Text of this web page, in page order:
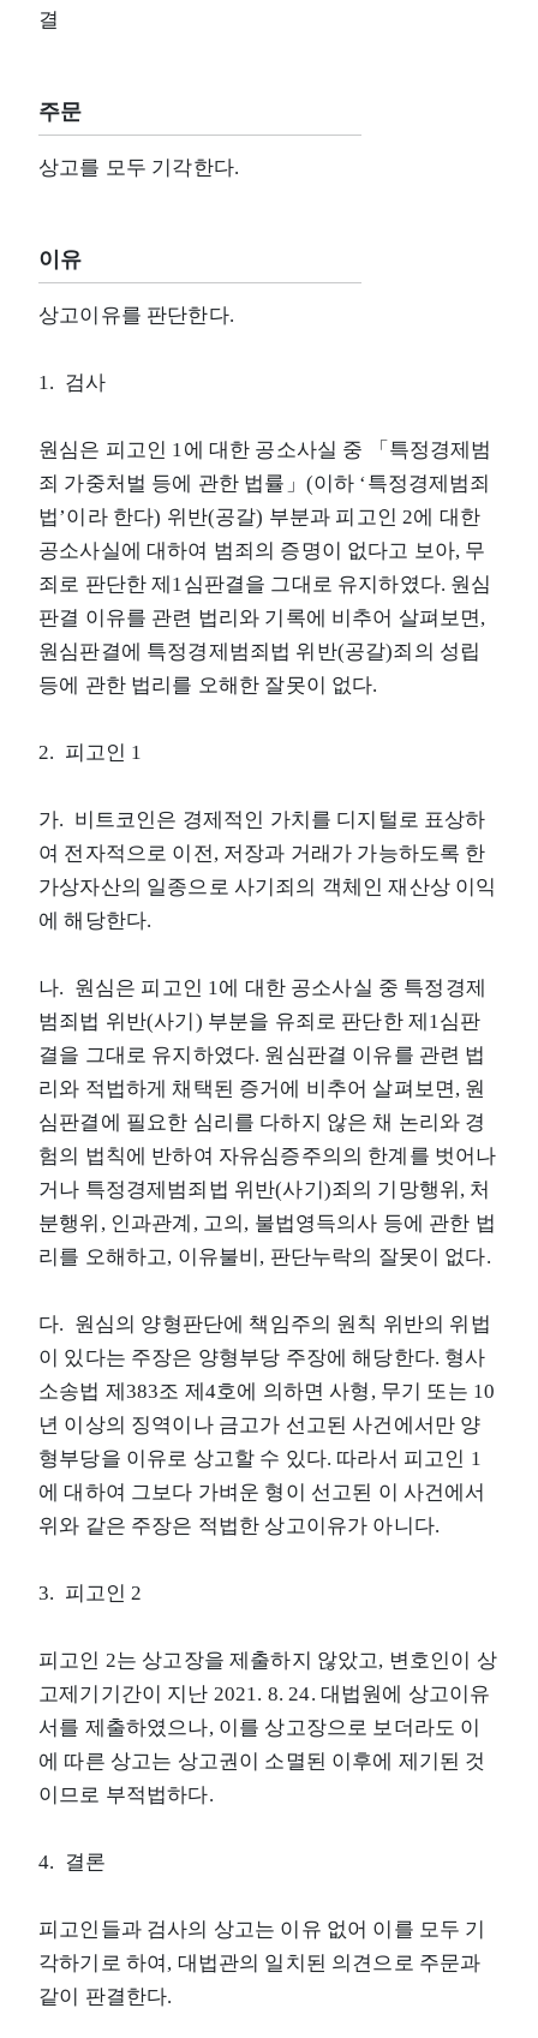
결
주문
상고를 모두 기각한다.
이유
상고이유를 판단한다.
1. 검사
원심은 피고인 1에 대한 공소사실 중 「특정경제범
죄 가중처벌 등에 관한 법률」(이하 ‘특정경제범죄
법’이라 한다) 위반(공갈) 부분과 피고인 2에 대한
공소사실에 대하여 범죄의 증명이 없다고 보아, 무
죄로 판단한 제1심판결을 그대로 유지하였다. 원심
판결 이유를 관련 법리와 기록에 비추어 살펴보면,
원심판결에 특정경제범죄법 위반(공갈)죄의 성립
등에 관한 법리를 오해한 잘못이 없다.
2. 피고인 1
가. 비트코인은 경제적인 가치를 디지털로 표상하
여 전자적으로 이전, 저장과 거래가 가능하도록 한
가상자산의 일종으로 사기죄의 객체인 재산상 이익
에 해당한다.
나. 원심은 피고인 1에 대한 공소사실 중 특정경제
범죄법 위반(사기) 부분을 유죄로 판단한 제1심판
결을 그대로 유지하였다. 원심판결 이유를 관련 법
리와 적법하게 채택된 증거에 비추어 살펴보면, 원
심판결에 필요한 심리를 다하지 않은 채 논리와 경
험의 법칙에 반하여 자유심증주의의 한계를 벗어나
거나 특정경제범죄법 위반(사기)죄의 기망행위, 처
분행위, 인과관계, 고의, 불법영득의사 등에 관한 법
리를 오해하고, 이유불비, 판단누락의 잘못이 없다.
다. 원심의 양형판단에 책임주의 원칙 위반의 위법
이 있다는 주장은 양형부당 주장에 해당한다. 형사
소송법 제383조 제4호에 의하면 사형, 무기 또는 10
년 이상의 징역이나 금고가 선고된 사건에서만 양
형부당을 이유로 상고할 수 있다. 따라서 피고인 1
에 대하여 그보다 가벼운 형이 선고된 이 사건에서
위와 같은 주장은 적법한 상고이유가 아니다.
3. 피고인 2
피고인 2는 상고장을 제출하지 않았고, 변호인이 상
고제기기간이 지난 2021. 8. 24. 대법원에 상고이유
서를 제출하였으나, 이를 상고장으로 보더라도 이
에 따른 상고는 상고권이 소멸된 이후에 제기된 것
이므로 부적법하다.
4. 결론
피고인들과 검사의 상고는 이유 없어 이를 모두 기
각하기로 하여, 대법관의 일치된 의견으로 주문과
같이 판결한다.